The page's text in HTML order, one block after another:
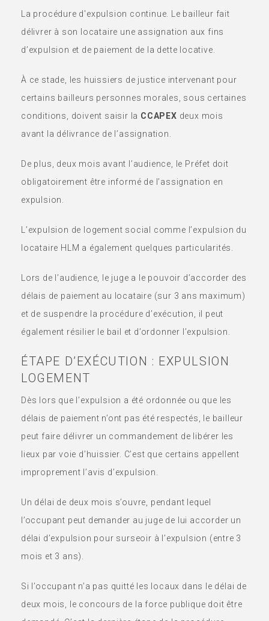
La procédure d'expulsion continue. Le bailleur fait
délivrer à son locataire une assignation aux fins
d’expulsion et de paiement de la dette locative.
À ce stade, les huissiers de justice intervenant pour
certains bailleurs personnes morales, sous certaines
conditions, doivent saisir la CCAPEX deux mois
avant la délivrance de l’assignation.
De plus, deux mois avant l’audience, le Préfet doit
obligatoirement être informé de l’assignation en
expulsion.
L’expulsion de logement social comme l’expulsion du
locataire HLM a également quelques particularités.
Lors de l’audience, le juge a le pouvoir d’accorder des
délais de paiement au locataire (sur 3 ans maximum)
et de suspendre la procédure d’exécution, il peut
également résilier le bail et d’ordonner l’expulsion.
ÉTAPE D’EXÉCUTION : EXPULSION
LOGEMENT
Dès lors que l’expulsion a été ordonnée ou que les
délais de paiement n’ont pas été respectés, le bailleur
peut faire délivrer un commandement de libérer les
lieux par voie d’huissier. C’est que certains appellent
improprement l’avis d’expulsion.
Un délai de deux mois s’ouvre, pendant lequel
l’occupant peut demander au juge de lui accorder un
délai d’expulsion pour surseoir à l’expulsion (entre 3
mois et 3 ans).
Si l’occupant n’a pas quitté les locaux dans le délai de
deux mois, le concours de la force publique doit être